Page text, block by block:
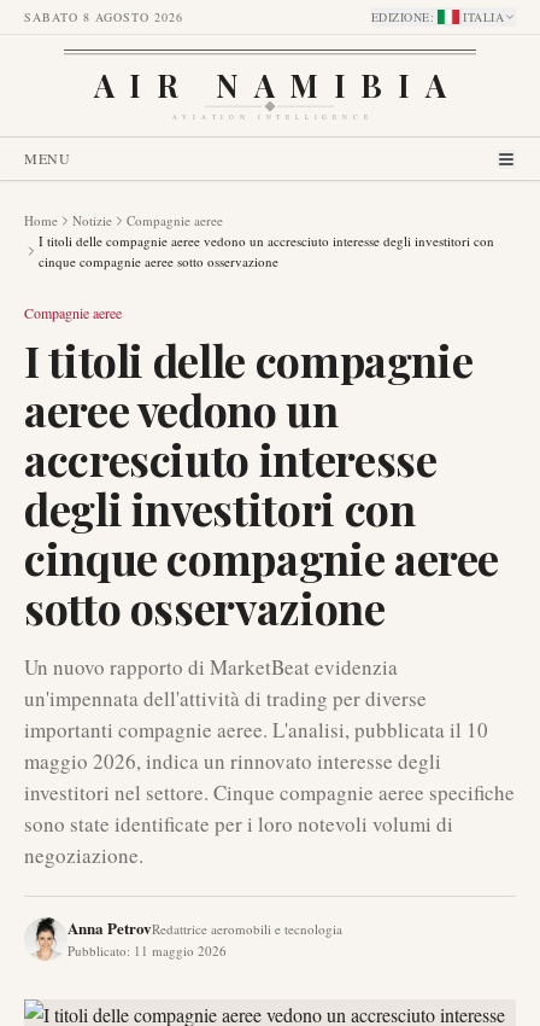
SABATO 8 AGOSTO 2026 EDIZIONE: ITALIA
AIR NAMIBIA
AVIATION INTELLIGENCE
MENU
Home Notizie
Compagnie aeree
I titoli delle compagnie aeree vedono un accresciuto interesse degli investitori con
cinque compagnie aeree sotto osservazione
Compagnie aeree
I titoli delle compagnie
aeree vedono un
accresciuto interesse
degli investitori con
cinque compagnie aeree
sotto osservazione
Un nuovo rapporto di MarketBeat evidenzia
un'impennata dell'attività di trading per diverse
importanti compagnie aeree. L'analisi, pubblicata il 10
maggio 2026, indica un rinnovato interesse degli
investitori nel settore. Cinque compagnie aeree specifiche
sono state identificate per i loro notevoli volumi di
negoziazione.
Anna PetrovRedattrice aeromobili e tecnologia
Pubblicato: 11 maggio 2026